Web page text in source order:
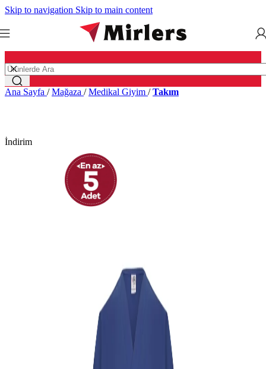
Skip to navigation Skip to main content
Ana Sayfa / Mağaza / Medikal Giyim / Takım
İndirim